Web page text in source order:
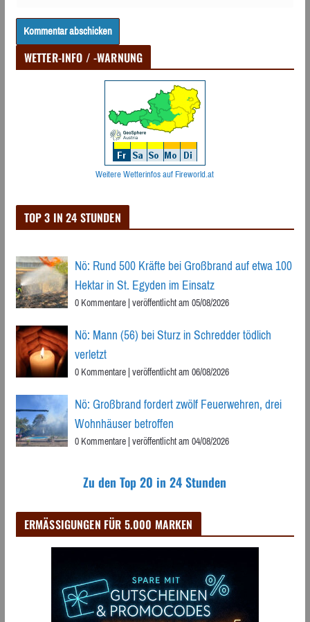
WETTER-INFO / -WARNUNG
Weitere Wetterinfos auf Fireworld.at
TOP 3 IN 24 STUNDEN
Nö: Rund 500 Kräfte bei Großbrand auf etwa 100
Hektar in St. Egyden im Einsatz
0 Kommentare|veröffentlicht am 05/08/2026
Nö: Mann (56) bei Sturz in Schredder tödlich
verletzt
0 Kommentare|veröffentlicht am 06/08/2026
Nö: Großbrand fordert zwölf Feuerwehren, drei
Wohnhäuser betroffen
0 Kommentare|veröffentlicht am 04/08/2026
Zu den Top 20 in 24 Stunden
ERMÄSSIGUNGEN FÜR 5.000 MARKEN